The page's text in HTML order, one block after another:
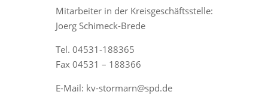
Mitarbeiter in der Kreisgeschäftsstelle:
Joerg Schimeck-Brede
Tel. 04531-188365
Fax 04531 – 188366
E-Mail: kv-stormarn@spd.de